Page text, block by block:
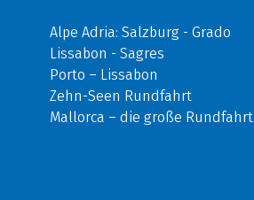
Alpe Adria: Salzburg - Grado
Lissabon - Sagres
Porto – Lissabon
Zehn-Seen Rundfahrt
Mallorca – die große Rundfahrt